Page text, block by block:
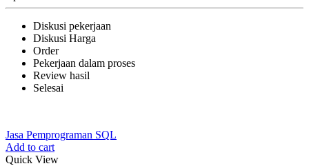
Diskusi pekerjaan
Diskusi Harga
Order
Pekerjaan dalam proses
Review hasil
Selesai
Jasa Pemprograman SQL
Add to cart
Quick View